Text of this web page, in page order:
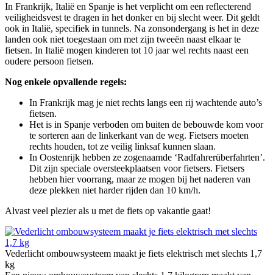
In Frankrijk, Italië en Spanje is het verplicht om een reflecterend
veiligheidsvest te dragen in het donker en bij slecht weer. Dit geldt
ook in Italië, specifiek in tunnels. Na zonsondergang is het in deze
landen ook niet toegestaan om met zijn tweeën naast elkaar te
fietsen. In Italië mogen kinderen tot 10 jaar wel rechts naast een
oudere persoon fietsen.
Nog enkele opvallende regels:
In Frankrijk mag je niet rechts langs een rij wachtende auto’s
fietsen.
Het is in Spanje verboden om buiten de bebouwde kom voor
te sorteren aan de linkerkant van de weg. Fietsers moeten
rechts houden, tot ze veilig linksaf kunnen slaan.
In Oostenrijk hebben ze zogenaamde ‘Radfahrerüberfahrten’.
Dit zijn speciale oversteekplaatsen voor fietsers. Fietsers
hebben hier voorrang, maar ze mogen bij het naderen van
deze plekken niet harder rijden dan 10 km/h.
Alvast veel plezier als u met de fiets op vakantie gaat!
Vederlicht ombouwsysteem maakt je fiets elektrisch met slechts 1,7
kg